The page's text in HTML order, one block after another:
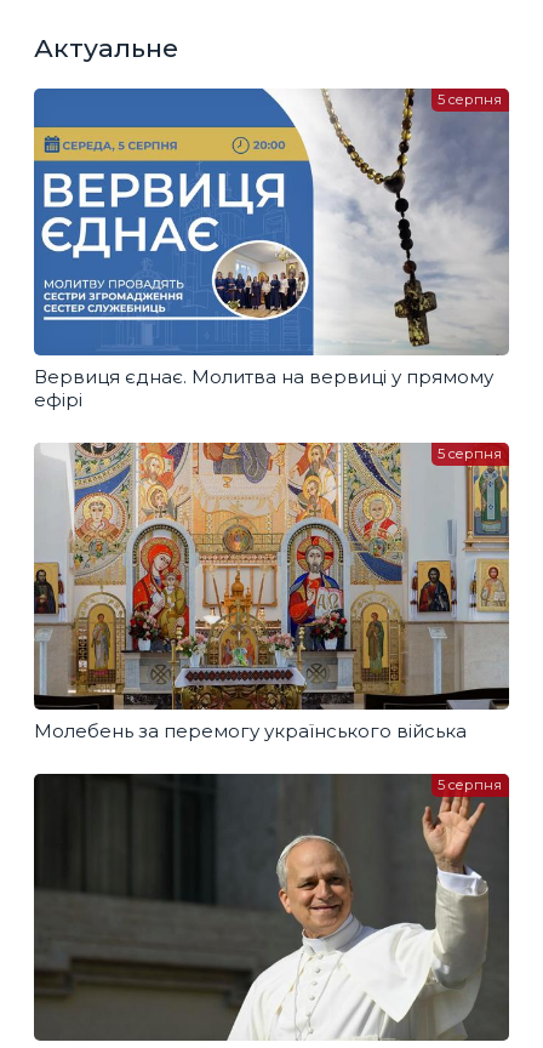
Актуальне
Вервиця єднає. Молитва на вервиці у прямому
ефірі
5 серпня
Молебень за перемогу українського війська
5 серпня
5 серпня